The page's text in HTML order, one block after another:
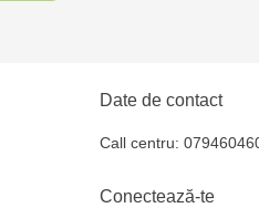
Date de contact
Call centru:
Conectează-te